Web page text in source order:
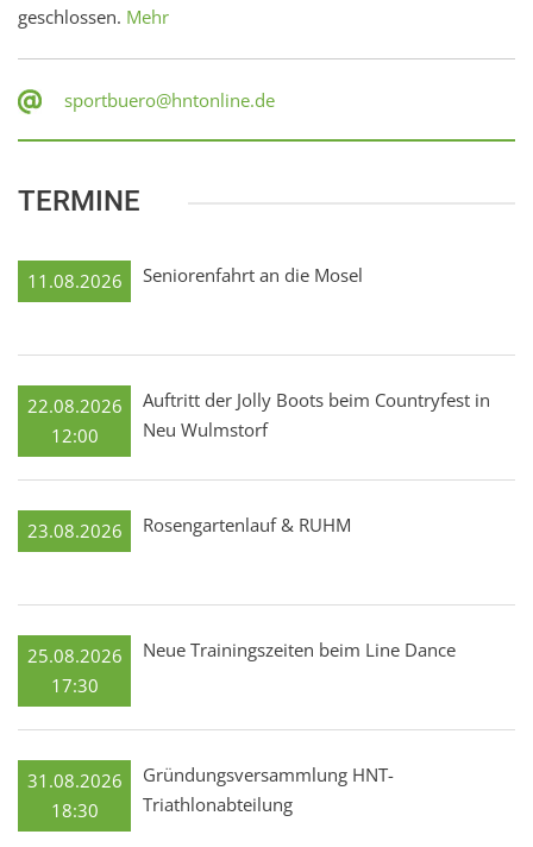
geschlossen. Mehr
sportbuero@hntonline.de
TERMINE
11.08.2026 Seniorenfahrt an die Mosel
22.08.2026
12:00
Auftritt der Jolly Boots beim Countryfest in
Neu Wulmstorf
23.08.2026 Rosengartenlauf & RUHM
25.08.2026
17:30
Neue Trainingszeiten beim Line Dance
31.08.2026
18:30
Gründungsversammlung HNT-
Triathlonabteilung